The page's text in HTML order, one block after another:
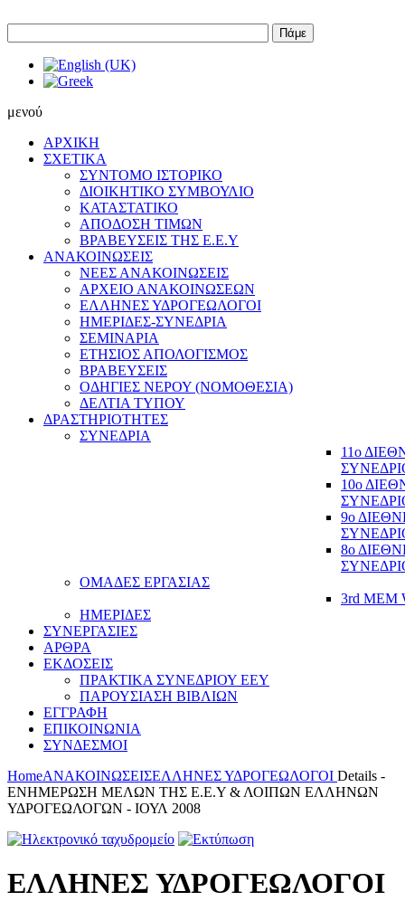
Πάμε
μενού
ΑΡΧΙΚΗ
ΣΧΕΤΙΚΑ
ΣΥΝΤΟΜΟ ΙΣΤΟΡΙΚΟ
ΔΙΟΙΚΗΤΙΚΟ ΣΥΜΒΟΥΛΙΟ
ΚΑΤΑΣΤΑΤΙΚΟ
ΑΠΟΔΟΣΗ ΤΙΜΩΝ
ΒΡΑΒΕΥΣΕΙΣ ΤΗΣ Ε.Ε.Υ
ΑΝΑΚΟΙΝΩΣΕΙΣ
ΝΕΕΣ ΑΝΑΚΟΙΝΩΣΕΙΣ
ΑΡΧΕΙΟ ΑΝΑΚΟΙΝΩΣΕΩΝ
ΕΛΛΗΝΕΣ ΥΔΡΟΓΕΩΛΟΓΟΙ
ΗΜΕΡΙΔΕΣ-ΣΥΝΕΔΡΙΑ
ΣΕΜΙΝΑΡΙΑ
ΕΤΗΣΙΟΣ ΑΠΟΛΟΓΙΣΜΟΣ
ΒΡΑΒΕΥΣΕΙΣ
ΟΔΗΓΙΕΣ ΝΕΡΟΥ (ΝΟΜΟΘΕΣΙΑ)
ΔΕΛΤΙΑ ΤΥΠΟΥ
ΔΡΑΣΤΗΡΙΟΤΗΤΕΣ
ΣΥΝΕΔΡΙΑ
11ο
10ο
9ο
8ο
ΟΜΑΔΕΣ ΕΡΓΑΣΙΑΣ
3rd MEM
ΗΜΕΡΙΔΕΣ
ΣΥΝΕΡΓΑΣΙΕΣ
ΑΡΘΡΑ
ΕΚΔΟΣΕΙΣ
ΠΡΑΚΤΙΚΑ ΣΥΝΕΔΡΙΟΥ ΕΕΥ
ΠΑΡΟΥΣΙΑΣΗ ΒΙΒΛΙΩΝ
ΕΓΓΡΑΦΗ
ΕΠΙΚΟΙΝΩΝΙΑ
ΣΥΝΔΕΣΜΟΙ
HomeΑΝΑΚΟΙΝΩΣΕΙΣΕΛΛΗΝΕΣ ΥΔΡΟΓΕΩΛΟΓΟΙ Details -
ΕΝΗΜΕΡΩΣΗ ΜΕΛΩΝ ΤΗΣ Ε.Ε.Υ & ΛΟΙΠΩΝ ΕΛΛΗΝΩΝ
ΥΔΡΟΓΕΩΛΟΓΩΝ - ΙΟΥΛ 2008
ΕΛΛΗΝΕΣ ΥΔΡΟΓΕΩΛΟΓΟΙ